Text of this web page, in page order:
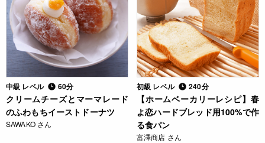
中級 レベル 60分
クリームチーズとマーマレード
のふわもちイーストドーナツ
SAWAKO さん
初級 レベル 240分
【ホームベーカリーレシピ】春
よ恋ハードブレッド用100%で作
る食パン
富澤商店 さん